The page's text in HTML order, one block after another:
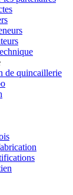
de quincaillerie